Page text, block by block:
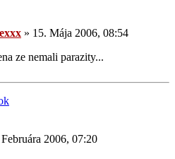
» 15. Mája 2006, 08:54
ze nemali parazity...
2006, 07:20